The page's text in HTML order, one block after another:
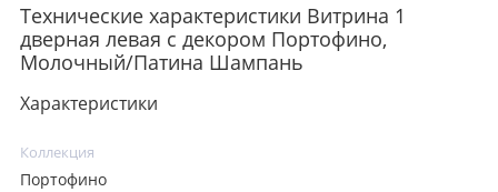
Технические характеристики Витрина 1
дверная левая с декором Портофино,
Молочный/Патина Шампань
Характеристики
Коллекция
Портофино